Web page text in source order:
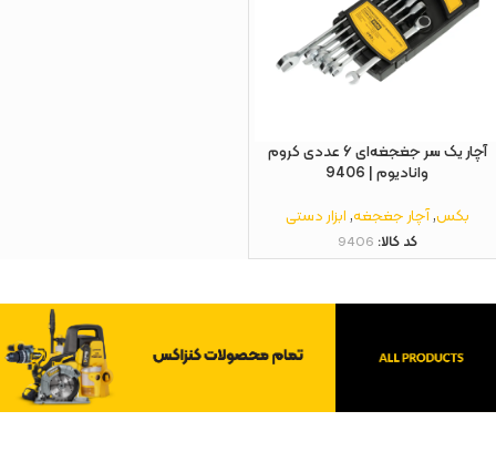
آچار یک سر جغجغه‌ای ۶ عددی کروم
وانادیوم | 9406
بکس,آچار جغجغه,ابزار دستی
کد کالا: 9406